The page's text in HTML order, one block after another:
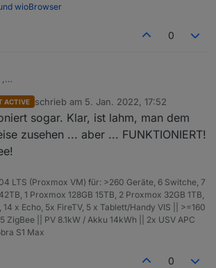
wioBrowser
0
ACTIVE schrieb am 5. Jan. 2022, 17:52
zuletzt editiert von
sogar. Klar, ist lahm, man dem
zusehen ... aber ... FUNKTIONIERT!
LTS (Proxmox VM) für: >260 Geräte, 6 Switche, 7
1 Proxmox 128GB 15TB, 2 Proxmox 32GB 1TB,
14 x Echo, 5x FireTV, 5 x Tablett/Handy VIS || >=160
ZigBee || PV 8.1kW / Akku 14kWh || 2x USV APC
S1 Max
0